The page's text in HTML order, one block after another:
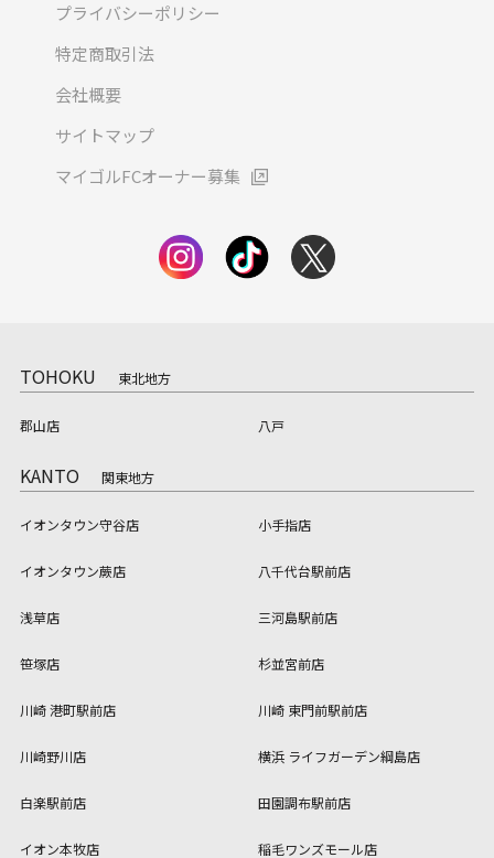
プライバシーポリシー
特定商取引法
会社概要
サイトマップ
マイゴルFCオーナー募集
TOHOKU 東北地方
郡山店 八戸
KANTO 関東地方
イオンタウン守谷店 小手指店
イオンタウン蕨店 八千代台駅前店
浅草店 三河島駅前店
笹塚店 杉並宮前店
川崎 港町駅前店 川崎 東門前駅前店
川崎野川店 横浜 ライフガーデン綱島店
白楽駅前店 田園調布駅前店
イオン本牧店 稲毛ワンズモール店